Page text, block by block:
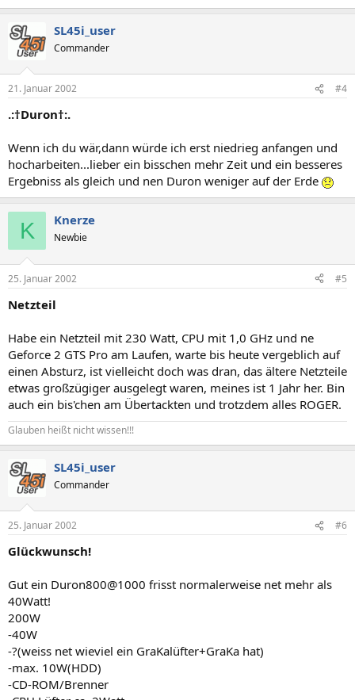
SL45i_user
Commander
21. Januar 2002 #4
.:†Duron†:.
Wenn ich du wär,dann würde ich erst niedrieg anfangen und
hocharbeiten...lieber ein bisschen mehr Zeit und ein besseres
Ergebniss als gleich und nen Duron weniger auf der Erde
K Knerze
Newbie
25. Januar 2002 #5
Netzteil
Habe ein Netzteil mit 230 Watt, CPU mit 1,0 GHz und ne
Geforce 2 GTS Pro am Laufen, warte bis heute vergeblich auf
einen Absturz, ist vielleicht doch was dran, das ältere Netzteile
etwas großzügiger ausgelegt waren, meines ist 1 Jahr her. Bin
auch ein bis'chen am Übertackten und trotzdem alles ROGER.
Glauben heißt nicht wissen!!!
SL45i_user
Commander
25. Januar 2002 #6
Glückwunsch!
Gut ein Duron800@1000 frisst normalerweise net mehr als
40Watt!
200W
-40W
-?(weiss net wieviel ein GraKalüfter+GraKa hat)
-max. 10W(HDD)
-CD-ROM/Brenner